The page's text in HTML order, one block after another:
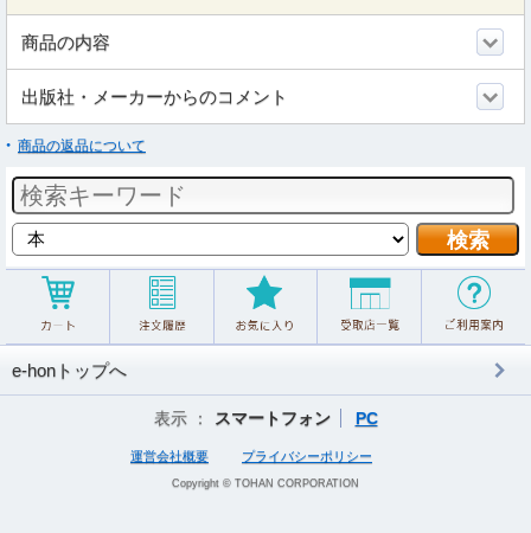
商品の内容
出版社・メーカーからのコメント
商品の返品について
e-honトップへ
表示 ： スマートフォン PC
運営会社概要 プライバシーポリシー
Copyright © TOHAN CORPORATION